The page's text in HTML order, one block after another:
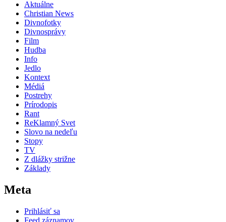
Aktuálne
Christian News
Divnofotky
Divnosprávy
Film
Hudba
Info
Jedlo
Kontext
Médiá
Postrehy
Prírodopis
Rant
ReKlamný Svet
Slovo na nedeľu
Stopy
TV
Z dlážky strižne
Základy
Meta
Prihlásiť sa
Feed záznamov